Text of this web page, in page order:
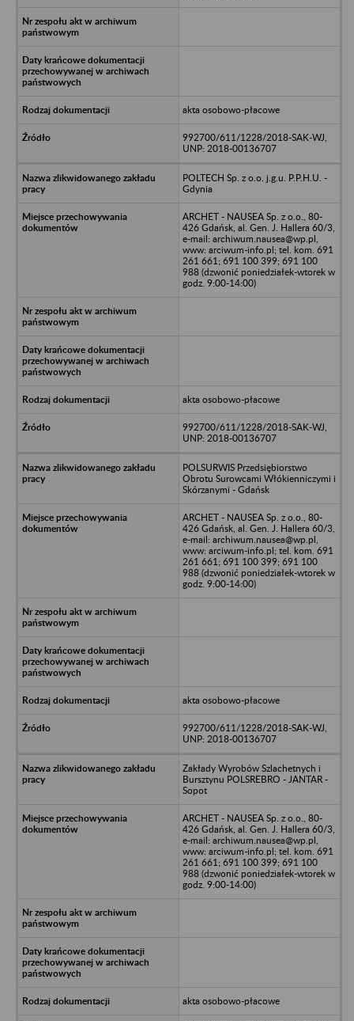
akta osobowo-płacowe
992700/611/1228/2018-SAK-WJ,
UNP: 2018-00136707
POLTECH Sp. z o.o. j.g.u. P.P.H.U. -
Gdynia
ARCHET - NAUSEA Sp. z o.o., 80-
426 Gdańsk, al. Gen. J. Hallera 60/3,
e-mail: archiwum.nausea@wp.pl,
www: arciwum-info.pl; tel. kom. 691
261 661; 691 100 399; 691 100
988 (dzwonić poniedziałek-wtorek w
godz. 9:00-14:00)
akta osobowo-płacowe
992700/611/1228/2018-SAK-WJ,
UNP: 2018-00136707
POLSURWIS Przedsiębiorstwo
Obrotu Surowcami Włókienniczymi i
Skórzanymi - Gdańsk
ARCHET - NAUSEA Sp. z o.o., 80-
426 Gdańsk, al. Gen. J. Hallera 60/3,
e-mail: archiwum.nausea@wp.pl,
www: arciwum-info.pl; tel. kom. 691
261 661; 691 100 399; 691 100
988 (dzwonić poniedziałek-wtorek w
godz. 9:00-14:00)
akta osobowo-płacowe
992700/611/1228/2018-SAK-WJ,
UNP: 2018-00136707
Zakłady Wyrobów Szlachetnych i
Bursztynu POLSREBRO - JANTAR -
Sopot
ARCHET - NAUSEA Sp. z o.o., 80-
426 Gdańsk, al. Gen. J. Hallera 60/3,
e-mail: archiwum.nausea@wp.pl,
www: arciwum-info.pl; tel. kom. 691
261 661; 691 100 399; 691 100
988 (dzwonić poniedziałek-wtorek w
godz. 9:00-14:00)
akta osobowo-płacowe